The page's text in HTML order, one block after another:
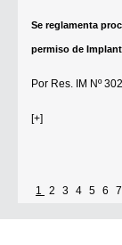
Se reglamenta
permiso de
Por Res. IM Nº
[+]
1 2 3 4 5 6 7